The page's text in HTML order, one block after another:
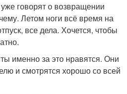
говорят о возвращении
Летом ноги всё время на
все дела. Хочется, чтобы
именно за это нравятся. Они
и смотрятся хорошо со всей